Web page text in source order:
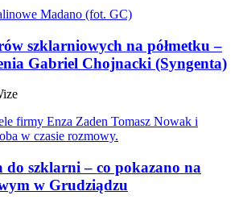
szklarniowych na półmetku –
Gabriel Chojnacki (Syngenta)
szklarni – co pokazano na
w Grudziądzu